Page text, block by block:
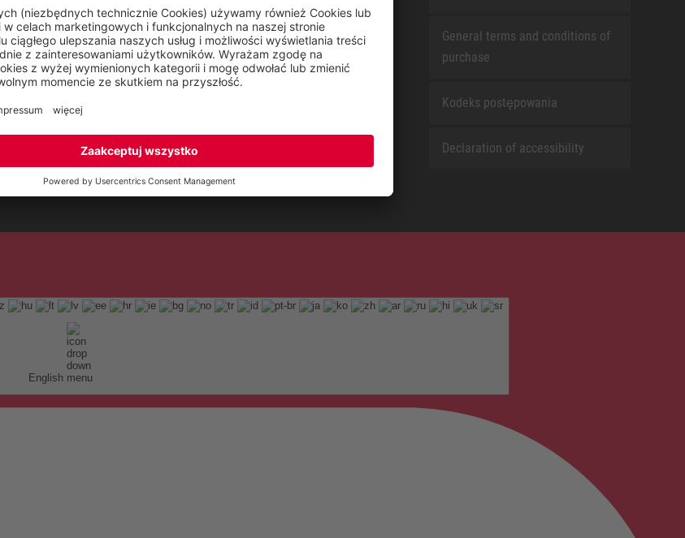
General terms and conditions of
purchase
Kodeks postępowania
Declaration of accessibility
English